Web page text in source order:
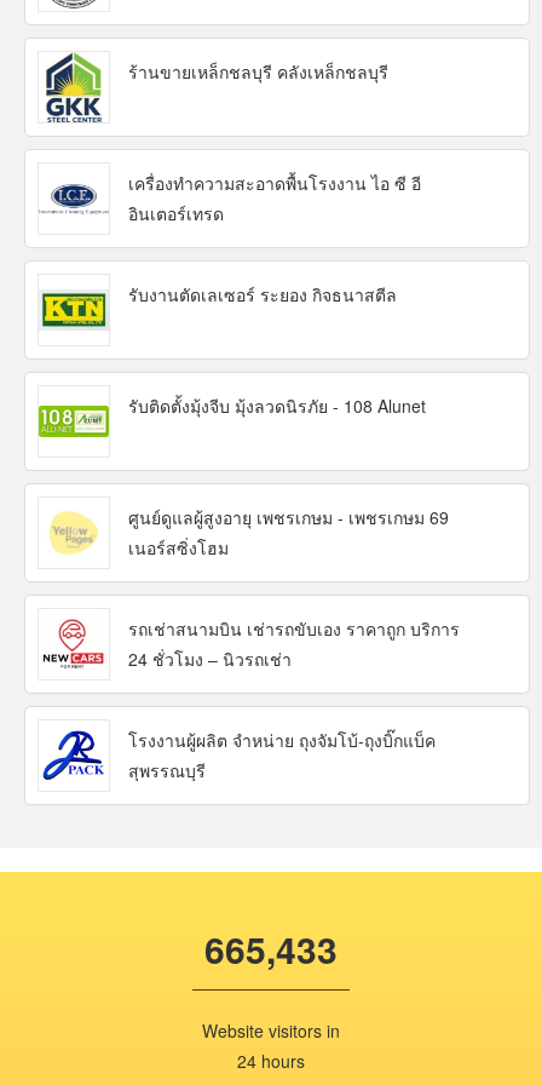
ร้านขายเหล็กชลบุรี คลังเหล็กชลบุรี
เครื่องทำความสะอาดพื้นโรงงาน ไอ ซี อี
อินเตอร์เทรด
รับงานตัดเลเซอร์ ระยอง กิจธนาสตีล
รับติดตั้งมุ้งจีบ มุ้งลวดนิรภัย - 108 Alunet
ศูนย์ดูแลผู้สูงอายุ เพชรเกษม - เพชรเกษม 69
เนอร์สซิ่งโฮม
รถเช่าสนามบิน เช่ารถขับเอง ราคาถูก บริการ
24 ชั่วโมง – นิวรถเช่า
โรงงานผู้ผลิต จำหน่าย ถุงจัมโบ้-ถุงบิ๊กแบ็ค
สุพรรณบุรี
665,433
Website visitors in
24 hours